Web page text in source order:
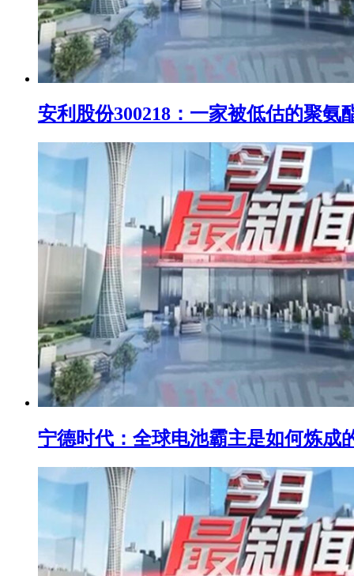
安利股份300218：一家被低估的聚氨
宁德时代：全球电池霸主是如何炼成